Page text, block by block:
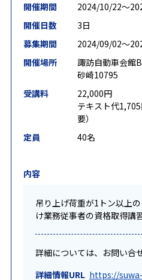
開催期間
2024/10/22〜
開催日数
3日
募集期間
2024/09/02〜
開催場所
諏訪自動車会
砂崎10795
受講料
22,000円
テキスト代
要）
定員
40名
内容
吊り上げ荷重が1トン以上
け業務従事者の資格取得講
詳細については、お問い合
詳細情報URL https://